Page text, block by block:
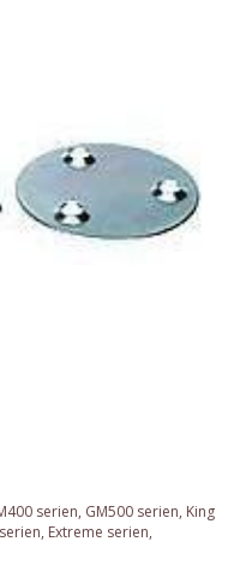
serien, GM500 serien, King
Extreme serien,